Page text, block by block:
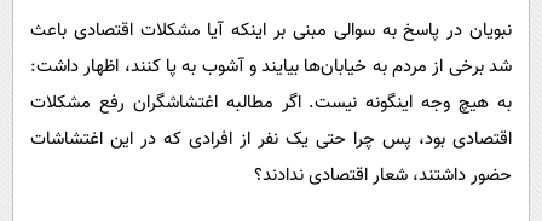
نبویان در پاسخ به سوالی مبنی بر اینکه آیا مشکلات اقتصادی باعث
شد برخی از مردم به خیابان‌ها بیایند و آشوب به پا کنند، اظهار داشت:
به هیچ وجه اینگونه نیست. اگر مطالبه اغتشاشگران رفع مشکلات
اقتصادی بود، پس چرا حتی یک نفر از افرادی که در این اغتشاشات
حضور داشتند، شعار اقتصادی ندادند؟